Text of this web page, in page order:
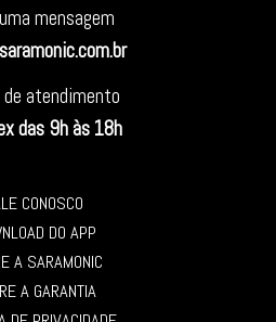
mensagem
de atendimento
das 9h às 18h
CONOSCO
DO APP
A SARAMONIC
A GARANTIA